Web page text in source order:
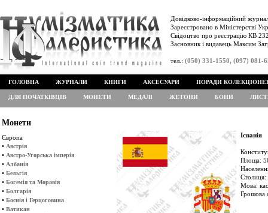
Довідково-інформаційний
Зареєстровано в Міністерстві
Свідоцтво про реєстрацію КВ
Засновник і видавець Максим
тел.: (050) 331-1550, (097) 081-
ГОЛОВНА ЖУРНАЛИ КНИГИ АКСЕСУАРИ ПОРАДИ
ДЛЯ ПОЧАТКІВЦІВ МОНЕТИ МЕДАЛІ ЖЕТОНИ БОНИ
Монети
Європа
• Австрія
• Австро-Угорська імперія
• Албанія
• Бельгія
• Богемія та Моравія
• Болгарія
• Боснія і Герцоговина
• Ватикан
Іспанія
Площа:
Мова:
Грошова